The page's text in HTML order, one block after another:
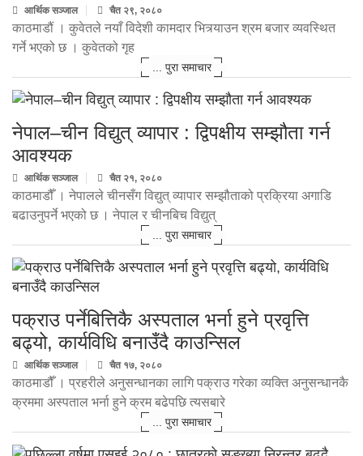
आर्थिक सञ्जाल चैत २९, २०८०
काठमाडौं । कुवेतले नयाँ विदेशी कामदार भित्र्याउन श्रम बजार व्यवस्थित
गर्ने भएको छ । कुवेतको गृह
... पुरा समाचार
नेपाल–चीन विद्युत् व्यापार : द्विपक्षीय सम्झौता गर्न
आवश्यक
आर्थिक सञ्जाल चैत २१, २०८०
काठमाडौँ । नेपालले चीनसँग विद्युत् व्यापार सम्झौताको प्रक्रिया अगाडि
बढाउनुपर्ने भएको छ । नेपाल र चीनबिच विद्युत्
... पुरा समाचार
पक्राउ पर्नेबित्तिकै अस्पताल भर्ना हुने प्रवृत्ति
बढ्यो, कार्यविधि बनाउँदै काउन्सिल
आर्थिक सञ्जाल चैत १७, २०८०
काठमाडौँ । प्रहरीले अनुसन्धानका लागि पक्राउ गरेका व्यक्ति अनुसन्धानकै
क्रममा अस्पताल भर्ना हुने क्रम बढेपछि त्यसबारे
... पुरा समाचार